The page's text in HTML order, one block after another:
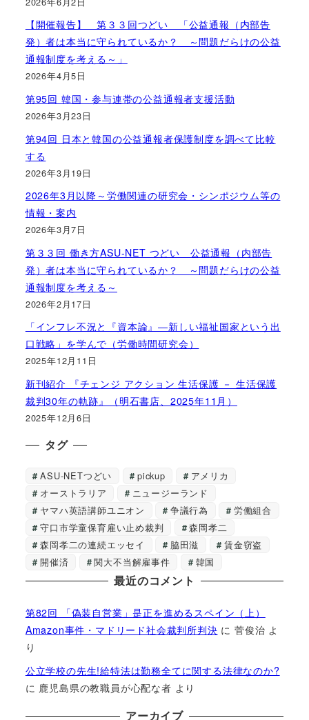
【開催報告】 第３３回つどい 「公益通報（内部告
発）者は本当に守られているか？ ～問題だらけの公益
通報制度を考える～」
2026年4月5日
第95回 韓国・参与連帯の公益通報者支援活動
2026年3月23日
第94回 日本と韓国の公益通報者保護制度を調べて比較
する
2026年3月19日
2026年3月以降～労働関連の研究会・シンポジウム等の
情報・案内
2026年3月7日
第３３回 働き方ASU-NET つどい 公益通報（内部告
発）者は本当に守られているか？ ～問題だらけの公益
通報制度を考える～
2026年2月17日
「インフレ不況と『資本論』―新しい福祉国家という出
口戦略」を学んで（労働時間研究会）
2025年12月11日
新刊紹介 『チェンジ アクション 生活保護 － 生活保護
裁判30年の軌跡』（明石書店、2025年11月）
2025年12月6日
タグ
ASU-NETつどい pickup
アメリカ
オーストラリア
ニュージーランド
ヤマハ英語講師ユニオン
争議行為
労働組合
守口市学童保育雇い止め裁判
森岡孝二
森岡孝二の連続エッセイ
脇田滋
賃金窃盗
開催済
関大不当解雇事件 韓国
最近のコメント
第82回 「偽装自営業」是正を進めるスペイン（上）
Amazon事件・マドリード社会裁判所判決 に菅俊治 よ
り
公立学校の先生!給特法は勤務全てに関する法律なのか?
に 鹿児島県の教職員が心配な者 より
アーカイブ